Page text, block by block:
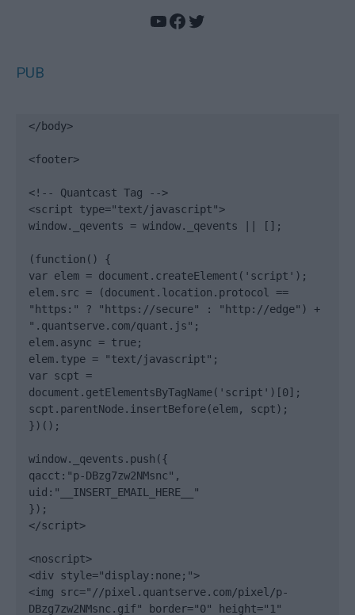
YouTube
Facebook
Twitter
PUB
</body>
<footer>
<!-- Quantcast Tag -->
<script type="text/javascript">
window._qevents = window._qevents || [];
(function() {
var elem = document.createElement('script');
elem.src = (document.location.protocol ==
"https:" ? "https://secure" : "http://edge") +
".quantserve.com/quant.js";
elem.async = true;
elem.type = "text/javascript";
var scpt =
document.getElementsByTagName('script')[0];
scpt.parentNode.insertBefore(elem, scpt);
})();
window._qevents.push({
qacct:"p-DBzg7zw2NMsnc",
uid:"__INSERT_EMAIL_HERE__"
});
</script>
<noscript>
<div style="display:none;">
<img src="//pixel.quantserve.com/pixel/p-
DBzg7zw2NMsnc.gif" border="0" height="1"